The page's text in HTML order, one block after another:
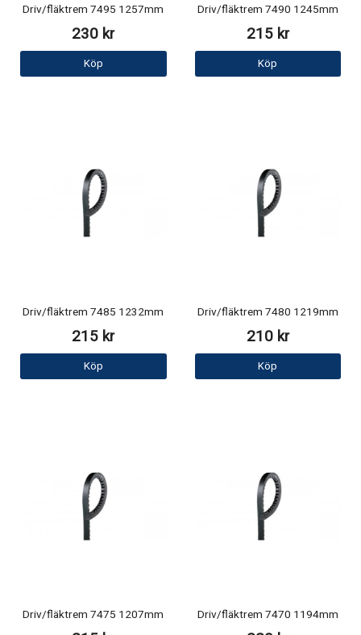
Driv/fläktrem 7495 1257mm
230 kr
Köp
Driv/fläktrem 7490 1245mm
215 kr
Köp
Driv/fläktrem 7485 1232mm
215 kr
Köp
Driv/fläktrem 7480 1219mm
210 kr
Köp
Driv/fläktrem 7475 1207mm Driv/fläktrem 7470 1194mm